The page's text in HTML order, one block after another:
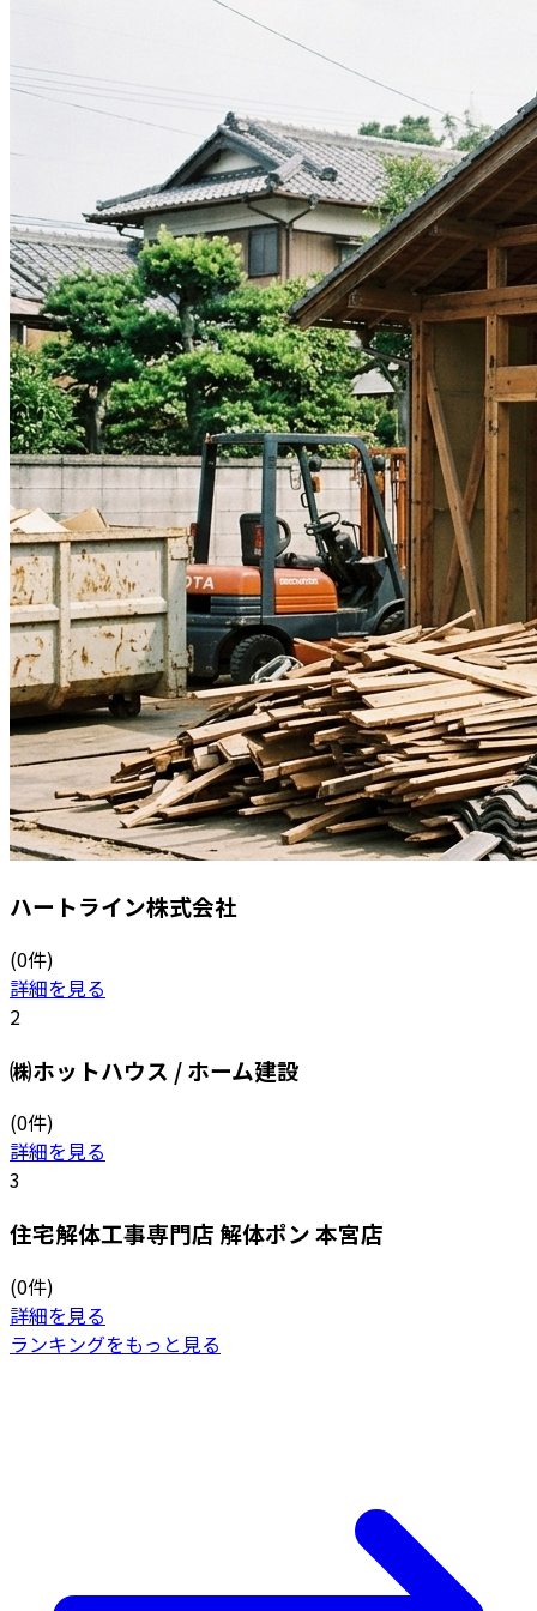
ハートライン株式会社
(0件)
詳細を見る
2
㈱ホットハウス / ホーム建設
(0件)
詳細を見る
3
住宅解体工事専門店 解体ポン 本宮店
(0件)
詳細を見る
ランキングをもっと見る